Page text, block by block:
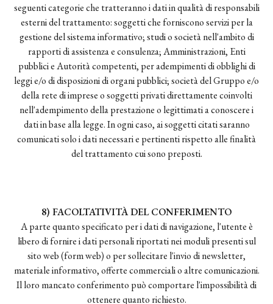
seguenti categorie che tratteranno i dati in qualità di responsabili
esterni del trattamento: soggetti che forniscono servizi per la
gestione del sistema informativo; studi o società nell'ambito di
rapporti di assistenza e consulenza; Amministrazioni, Enti
pubblici e Autorità competenti, per adempimenti di obblighi di
leggi e/o di disposizioni di organi pubblici; società del Gruppo e/o
della rete di imprese o soggetti privati direttamente coinvolti
nell'adempimento della prestazione o legittimati a conoscere i
dati in base alla legge. In ogni caso, ai soggetti citati saranno
comunicati solo i dati necessari e pertinenti rispetto alle finalità
del trattamento cui sono preposti.
8) FACOLTATIVITÀ DEL CONFERIMENTO
A parte quanto specificato per i dati di navigazione, l'utente è
libero di fornire i dati personali riportati nei moduli presenti sul
sito web (form web) o per sollecitare l'invio di newsletter,
materiale informativo, offerte commerciali o altre comunicazioni.
Il loro mancato conferimento può comportare l'impossibilità di
ottenere quanto richiesto.